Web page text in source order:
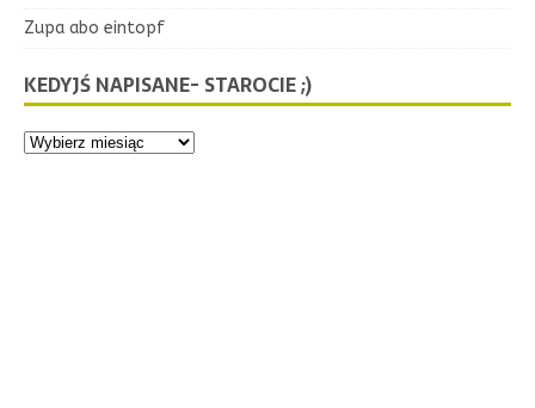
Zupa abo eintopf
KEDYJŚ NAPISANE- STAROCIE ;)